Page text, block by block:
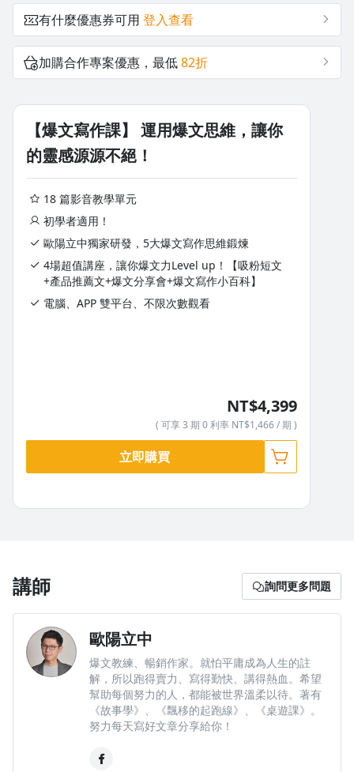
有什麼優惠券可用 登入查看
加購合作專案優惠，最低82折
【爆文寫作課】 運用爆文思維，讓你
的靈感源源不絕！
18 篇影音教學單元
初學者適用！
歐陽立中獨家研發，5大爆文寫作思維鍛煉
4場超值講座，讓你爆文力Level up！【吸粉短文
+產品推薦文+爆文分享會+爆文寫作小百科】
電腦、APP 雙平台、不限次數觀看
NT$4,399
( 可享 3 期 0 利率 NT$1,466 / 期 )
立即購買
講師 詢問更多問題
歐陽立中
爆文教練、暢銷作家。就怕平庸成為人生的註
解，所以跑得賣力、寫得勤快、講得熱血。希望
幫助每個努力的人，都能被世界溫柔以待。著有
《故事學》、《飄移的起跑線》、《桌遊課》。
努力每天寫好文章分享給你！
沒有待播放的清單
去逛逛